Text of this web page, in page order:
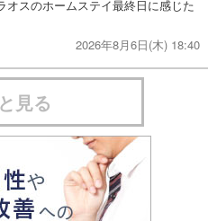
オスのホームステイ最終日に感じた
2026年8月6日(木) 18:40
見る